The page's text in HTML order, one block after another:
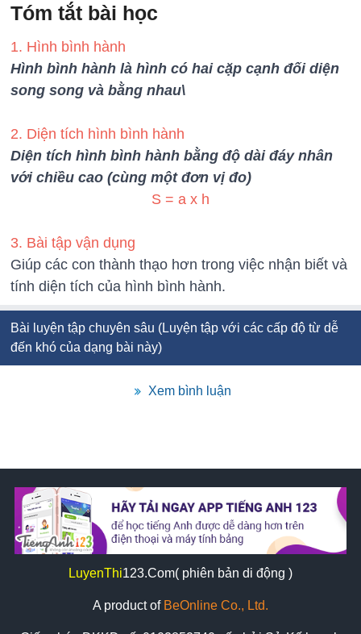
Tóm tắt bài học
1. Hình bình hành
Hình bình hành là hình có hai cặp cạnh đối diện
song song và bằng nhau\
2. Diện tích hình bình hành
Diện tích hình bình hành bằng độ dài đáy nhân
với chiều cao (cùng một đơn vị đo)
S = a x h
3. Bài tập vận dụng
Giúp các con thành thạo hơn trong việc nhận biết và
tính diện tích của hình bình hành.
Bài luyện tập chuyên sâu (Luyện tập với các cấp độ từ dễ
đến khó của dạng bài này)
Xem bình luận
LuyenThi123.Com( phiên bản di động )
A product of BeOnline Co., Ltd.